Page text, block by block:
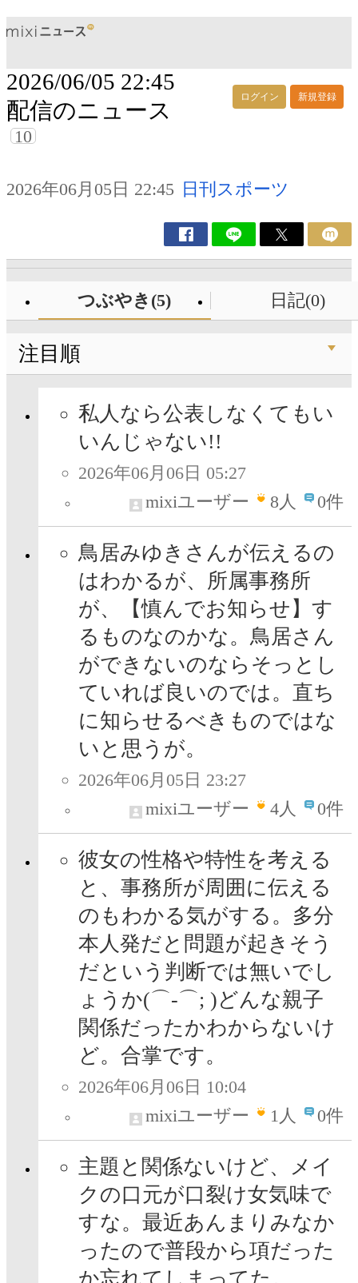
ログイン 新規登録
2026/06/05 22:45
配信のニュース
10
2026年06月05日 22:45 日刊スポーツ
つぶやき(5) 日記(0)
注目順
私人なら公表しなくてもい
いんじゃない!!
2026年06月06日 05:27
mixiユーザー
8人 0件
鳥居みゆきさんが伝えるの
はわかるが、所属事務所
が、【慎んでお知らせ】す
るものなのかな。鳥居さん
ができないのならそっとし
ていれば良いのでは。直ち
に知らせるべきものではな
いと思うが。
2026年06月05日 23:27
mixiユーザー
4人 0件
彼女の性格や特性を考える
と、事務所が周囲に伝える
のもわかる気がする。多分
本人発だと問題が起きそう
だという判断では無いでし
ょうか(⌒-⌒; )どんな親子
関係だったかわからないけ
ど。合掌です。
2026年06月06日 10:04
mixiユーザー
1人 0件
主題と関係ないけど、メイ
クの口元が口裂け女気味で
すな。最近あんまりみなか
ったので普段から項だった